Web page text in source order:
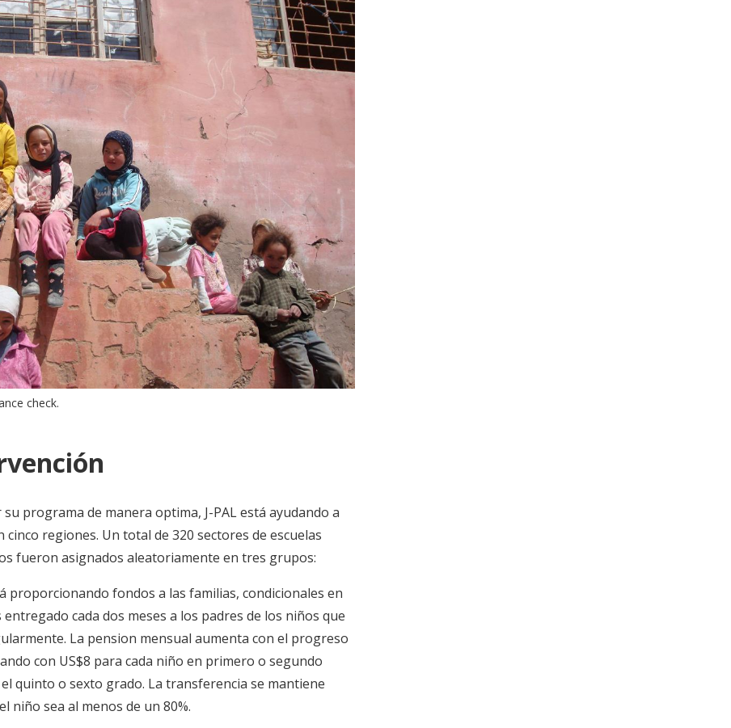
check.
su programa de manera optima, J-PAL está ayudando a
regiones. Un total de 320 sectores de escuelas
fueron asignados aleatoriamente en tres grupos:
proporcionando fondos a las familias, condicionales en
cada dos meses a los padres de los niños que
La pension mensual aumenta con el progreso
con US$8 para cada niño en primero o segundo
quinto o sexto grado. La transferencia se mantiene
niño sea al menos de un 80%.